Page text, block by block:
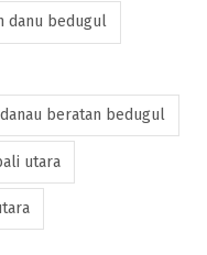
danu bedugul
beratan bedugul
utara